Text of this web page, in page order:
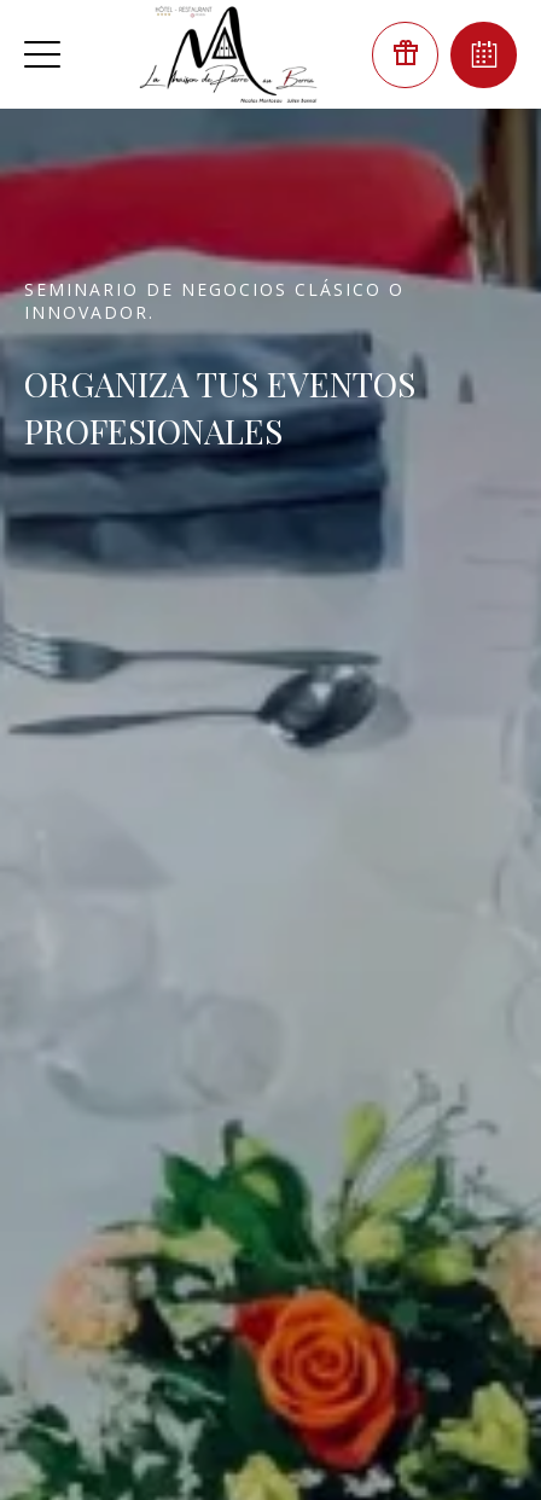
SEMINARIO DE NEGOCIOS CLÁSICO O
INNOVADOR.
ORGANIZA TUS EVENTOS
PROFESIONALES